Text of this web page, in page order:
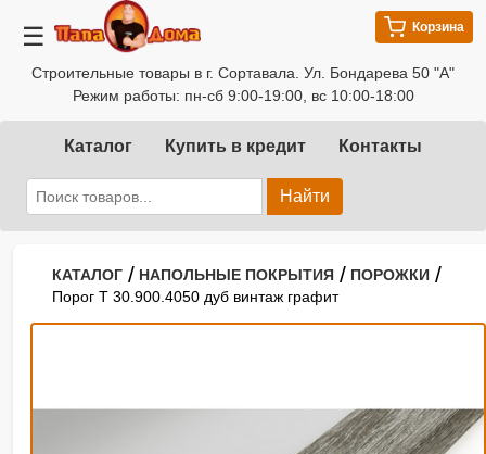
☰
Строительные товары в г. Сортавала. Ул. Бондарева 50 "А"
Режим работы: пн-сб 9:00-19:00, вс 10:00-18:00
Корзина
Каталог Купить в кредит Контакты
Найти
КАТАЛОГ / НАПОЛЬНЫЕ ПОКРЫТИЯ / ПОРОЖКИ /
Порог Т 30.900.4050 дуб винтаж графит